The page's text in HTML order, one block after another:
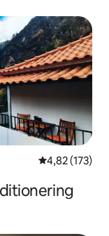
4,82 av 5 i
4,82 (173)